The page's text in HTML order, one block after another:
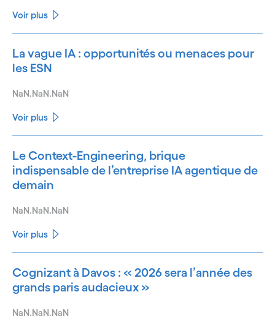
Voir plus
La vague IA : opportunités ou menaces pour
les ESN
NaN.NaN.NaN
Voir plus
Le Context-Engineering, brique
indispensable de l’entreprise IA agentique de
demain
NaN.NaN.NaN
Voir plus
Cognizant à Davos : « 2026 sera l’année des
grands paris audacieux »
NaN.NaN.NaN